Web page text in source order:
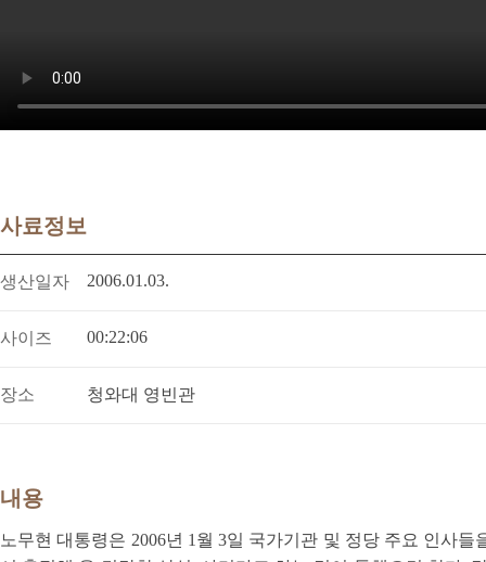
사료정보
생산일자 2006.01.03.
사이즈 00:22:06
장소 청와대 영빈관
내용
노무현 대통령은 2006년 1월 3일 국가기관 및 정당 주요 인사